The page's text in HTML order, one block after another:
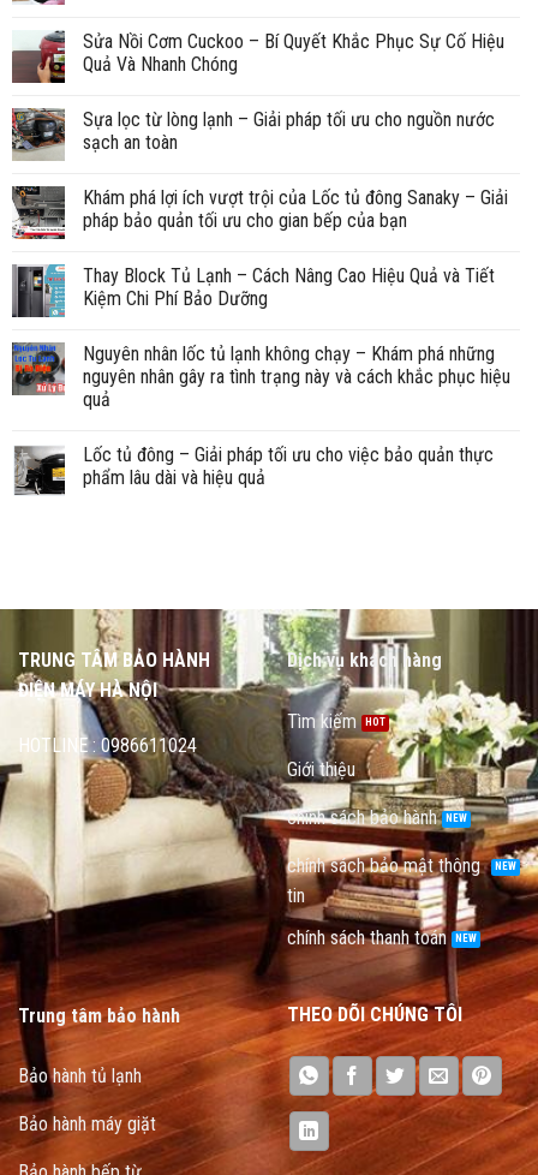
Sửa Nồi Cơm Cuckoo – Bí Quyết Khắc Phục Sự Cố Hiệu
Quả Và Nhanh Chóng
Sựa lọc từ lòng lạnh – Giải pháp tối ưu cho nguồn nước
sạch an toàn
Khám phá lợi ích vượt trội của Lốc tủ đông Sanaky – Giải
pháp bảo quản tối ưu cho gian bếp của bạn
Thay Block Tủ Lạnh – Cách Nâng Cao Hiệu Quả và Tiết
Kiệm Chi Phí Bảo Dưỡng
Nguyên nhân lốc tủ lạnh không chạy – Khám phá những
nguyên nhân gây ra tình trạng này và cách khắc phục hiệu
quả
Lốc tủ đông – Giải pháp tối ưu cho việc bảo quản thực
phẩm lâu dài và hiệu quả
TRUNG TÂM BẢO HÀNH
ĐIỆN MÁY HÀ NỘI
HOTLINE : 0986611024
Dịch vụ khách hàng
Tìm kiếm
Giới thiệu
chính sách bảo hành
chính sách bảo mật thông
tin
chính sách thanh toán
Trung tâm bảo hành
Bảo hành tủ lạnh
Bảo hành máy giặt
THEO DÕI CHÚNG TÔI